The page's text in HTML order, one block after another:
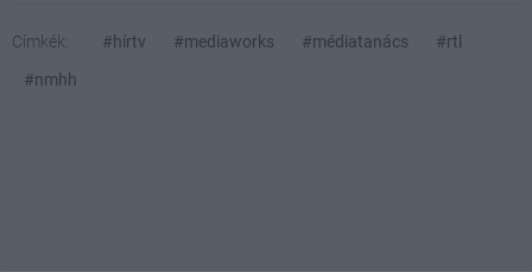
Címkék: #hírtv #mediaworks #médiatanács
#rtl
#nmhh